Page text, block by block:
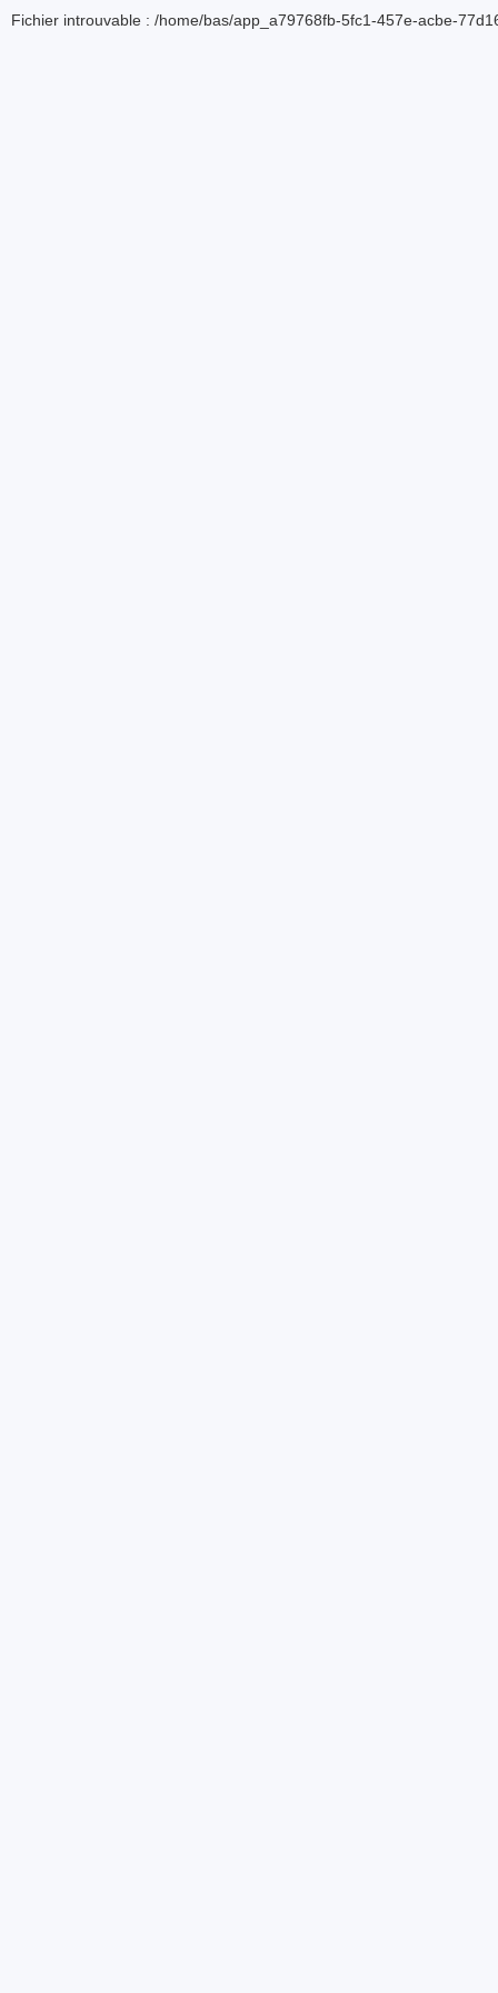
Fichier introuvable : /home/bas/app_a79768fb-5fc1-457e-acbe-